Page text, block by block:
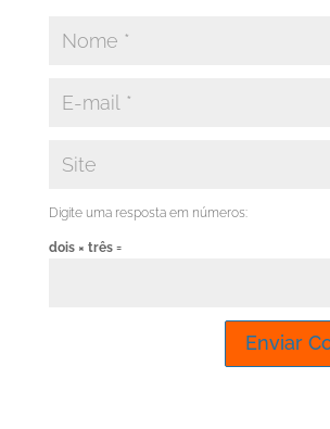
Digite uma resposta em números:
dois × três =